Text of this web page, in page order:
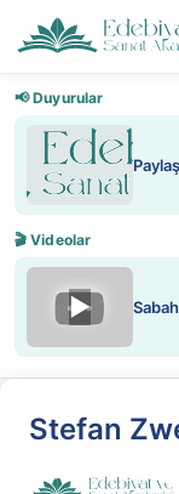
📢 Duyurular
🎬 Videolar
▶
Stefan